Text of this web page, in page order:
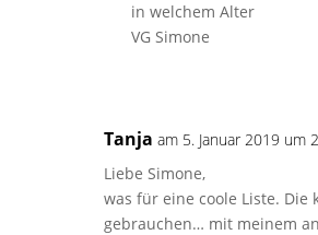
in welchem Alter
VG Simone
Tanja am 5. Januar 2019 um
Liebe Simone,
was für eine coole Liste. Die
gebrauchen… mit meinem